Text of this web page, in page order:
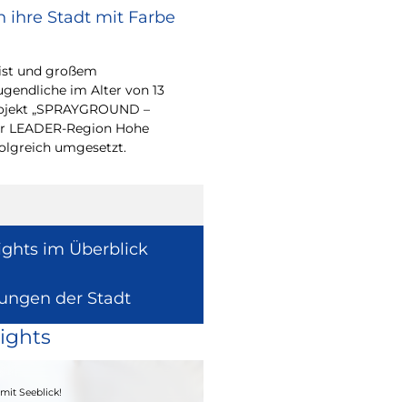
ihre Stadt mit Farbe
und großem
im Alter von 13
„SPRAYGROUND –
Region Hohe
umgesetzt.
im Überblick
der Stadt
Seeblick!